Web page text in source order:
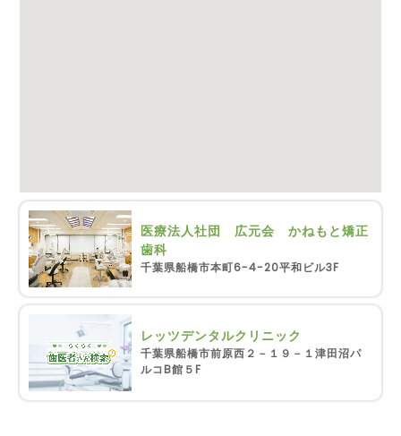
医療法人社団 広元会 かねもと矯正
歯科
千葉県船橋市本町6-4-20平和ビル3F
レッツデンタルクリニック
千葉県船橋市前原西２－１９－１津田沼パ
ルコB館５F